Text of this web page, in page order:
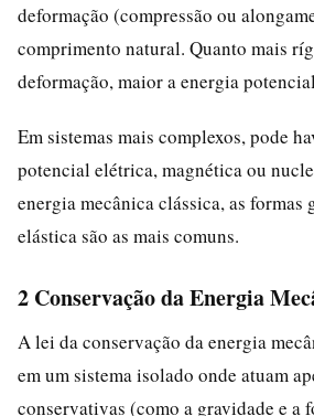
deformação (compressão ou
comprimento natural. Quanto mais
deformação, maior a energia
Em sistemas mais complexos, pode
potencial elétrica, magnética ou
energia mecânica clássica, as formas
elástica são as mais comuns.
2 Conservação da Energia
A lei da conservação da energia
em um sistema isolado onde atuam
conservativas (como a gravidade e a